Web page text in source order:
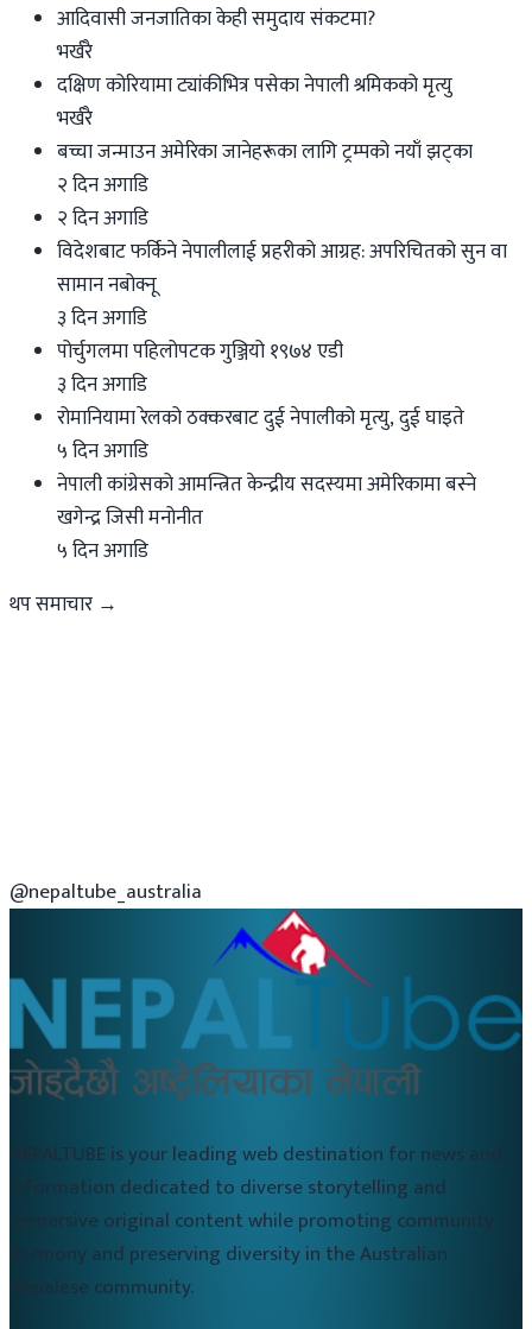
आदिवासी जनजातिका केही समुदाय संकटमा?
भर्खरै
दक्षिण कोरियामा ट्यांकीभित्र पसेका नेपाली श्रमिकको मृत्यु
भर्खरै
बच्चा जन्माउन अमेरिका जानेहरूका लागि ट्रम्पको नयाँ झट्का
२ दिन अगाडि
२ दिन अगाडि
विदेशबाट फर्किने नेपालीलाई प्रहरीको आग्रह: अपरिचितको सुन वा
सामान नबोक्नू
३ दिन अगाडि
पोर्चुगलमा पहिलोपटक गुञ्जियो १९७४ एडी
३ दिन अगाडि
रोमानियामा रेलको ठक्करबाट दुई नेपालीको मृत्यु, दुई घाइते
५ दिन अगाडि
नेपाली कांग्रेसको आमन्त्रित केन्द्रीय सदस्यमा अमेरिकामा बस्ने
खगेन्द्र जिसी मनोनीत
५ दिन अगाडि
थप समाचार →
@nepaltube_australia
NEPALTUBE is your leading web destination for news and
information dedicated to diverse storytelling and
immersive original content while promoting community
harmony and preserving diversity in the Australian
Nepalese community.